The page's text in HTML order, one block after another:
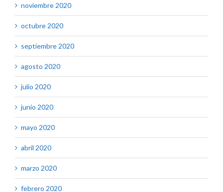
noviembre 2020
octubre 2020
septiembre 2020
agosto 2020
julio 2020
junio 2020
mayo 2020
abril 2020
marzo 2020
febrero 2020